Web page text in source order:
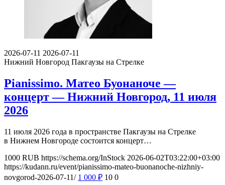
2026-07-11 2026-07-11
Нижний Новгород Пакгаузы на Стрелке
Pianissimo. Матео Буонаноче —
концерт — Нижний Новгород, 11 июля
2026
11 июля 2026 года в пространстве Пакгаузы на Стрелке
в Нижнем Новгороде состоится концерт…
1000 RUB https://schema.org/InStock 2026-06-02T03:22:00+03:00
https://kudann.ru/event/pianissimo-mateo-buonanoche-nizhniy-
novgorod-2026-07-11/ 1 000 ₽ 10 0